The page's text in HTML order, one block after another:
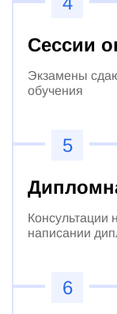
Сессии
Экзамены
обучения
5
Консультации
написании
6